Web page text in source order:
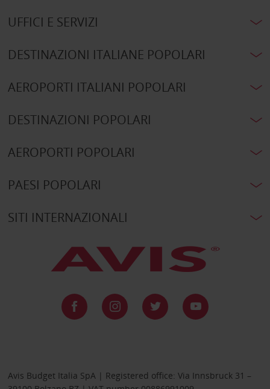
UFFICI E SERVIZI
DESTINAZIONI ITALIANE POPOLARI
AEROPORTI ITALIANI POPOLARI
DESTINAZIONI POPOLARI
AEROPORTI POPOLARI
PAESI POPOLARI
SITI INTERNAZIONALI
Avis Budget Italia SpA | Registered office: Via Innsbruck 31 –